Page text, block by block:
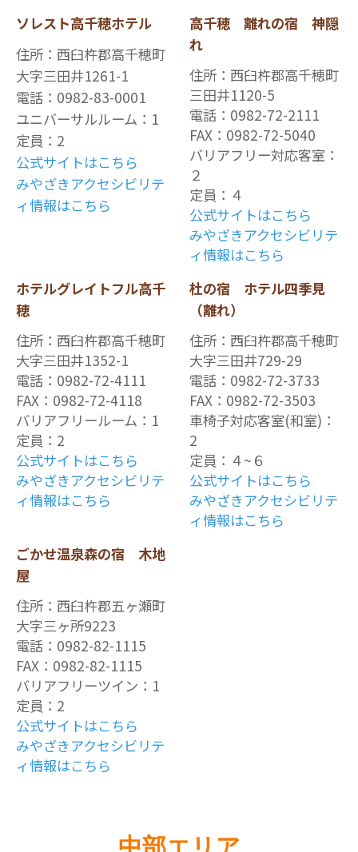
ソレスト高千穂ホテル
住所：西臼杵郡高千穂町
大字三田井1261-1
電話：0982-83-0001
ユニバーサルルーム：1
定員：2
公式サイトはこちら
みやざきアクセシビリテ
ィ情報はこちら
高千穂 離れの宿 神隠
れ
住所：西臼杵郡高千穂町
三田井1120-5
電話：0982-72-2111
FAX：0982-72-5040
バリアフリー対応客室：
２
定員：４
公式サイトはこちら
みやざきアクセシビリテ
ィ情報はこちら
ホテルグレイトフル高千
穂
住所：西臼杵郡高千穂町
大字三田井1352-1
電話：0982-72-4111
FAX：0982-72-4118
バリアフリールーム：1
定員：2
公式サイトはこちら
みやざきアクセシビリテ
ィ情報はこちら
杜の宿 ホテル四季見
（離れ）
住所：西臼杵郡高千穂町
大字三田井729-29
電話：0982-72-3733
FAX：0982-72-3503
車椅子対応客室(和室)：
2
定員：４~６
公式サイトはこちら
みやざきアクセシビリテ
ィ情報はこちら
ごかせ温泉森の宿 木地
屋
住所：西臼杵郡五ヶ瀬町
大字三ヶ所9223
電話：0982-82-1115
FAX：0982-82-1115
バリアフリーツイン：1
定員：2
公式サイトはこちら
みやざきアクセシビリテ
ィ情報はこちら